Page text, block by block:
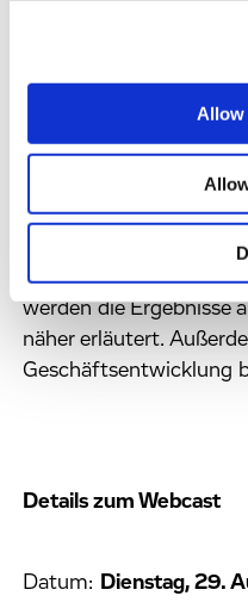
Allow
der Evotec-Website
relations/publikationen
WEBCAST/
In einer
werden die Ergebnisse
näher erläutert.
Geschäftsentwicklung
Details zum Webcast
Datum: Dienstag, 29.